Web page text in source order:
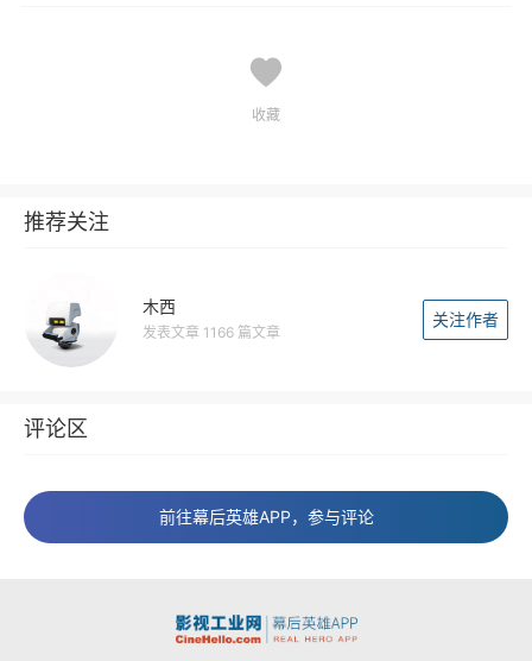
收藏
推荐关注
木西
发表文章 1166 篇文章
关注作者
评论区
前往幕后英雄APP，参与评论